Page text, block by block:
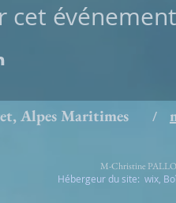
cet événement
Alpes Maritimes /
M-Christine
Hébergeur du site: wix,